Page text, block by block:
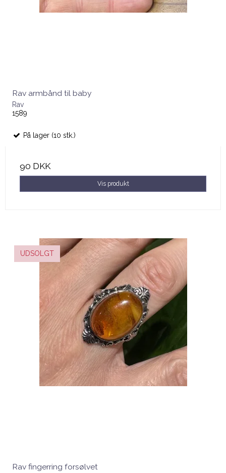
Rav armbånd til baby
Rav
1589
På lager (10 stk.)
90 DKK
Vis produkt
UDSOLGT
Rav fingerring forsølvet